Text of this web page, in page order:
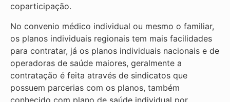
coparticipação.
No convenio médico individual ou mesmo o familiar,
os planos individuais regionais tem mais facilidades
para contratar, já os planos individuais nacionais e de
operadoras de saúde maiores, geralmente a
contratação é feita através de sindicatos que
possuem parcerias com os planos, também
conhecido com plano de saúde individual por